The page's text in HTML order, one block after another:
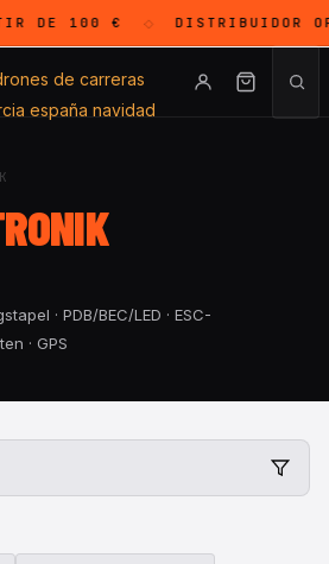
DE 100 € ◇ DISTRIBUIDOR
· PDB/BEC/LED · ESC-
· GPS